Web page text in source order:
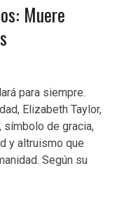
Muere
para siempre.
Elizabeth Taylor,
símbolo de gracia,
y altruismo que
Según su